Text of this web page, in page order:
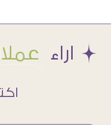
Æ اراء
اكتر من 5000